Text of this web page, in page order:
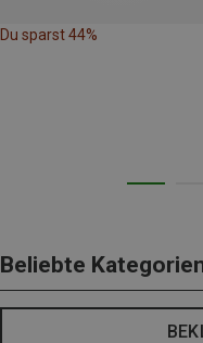
Du sparst 44%
Beliebte